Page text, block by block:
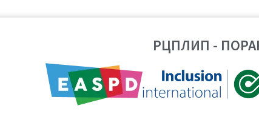
РЦПЛИП -